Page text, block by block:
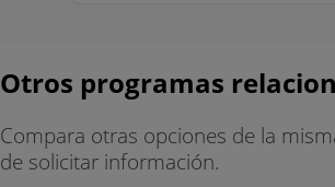
Otros programas
Compara otras opciones de la
de solicitar información.